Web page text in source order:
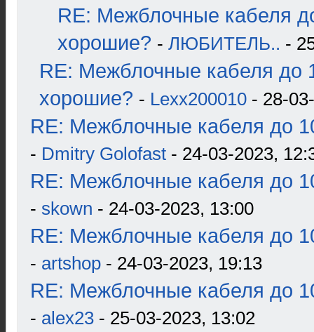
RE: Межблочные кабеля
хорошие? - ЛЮБИТЕЛЬ.. -
RE: Межблочные кабеля до
хорошие? - Lexx200010 - 28-
RE: Межблочные кабеля до
- Dmitry Golofast - 24-03-2023,
RE: Межблочные кабеля до
- skown - 24-03-2023, 13:00
RE: Межблочные кабеля до
- artshop - 24-03-2023, 19:13
RE: Межблочные кабеля до
- alex23 - 25-03-2023, 13:02